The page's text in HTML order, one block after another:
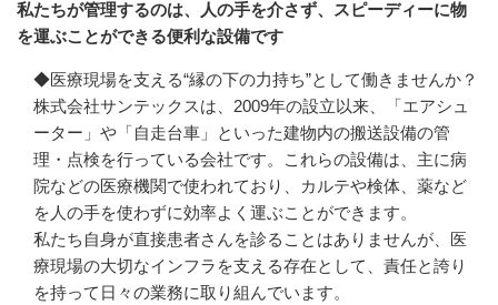
私たちが管理するのは、人の手を介さず、スピーディーに物
を運ぶことができる便利な設備です
◆医療現場を支える“縁の下の力持ち”として働きませんか？
株式会社サンテックスは、2009年の設立以来、「エアシュ
ーター」や「自走台車」といった建物内の搬送設備の管
理・点検を行っている会社です。これらの設備は、主に病
院などの医療機関で使われており、カルテや検体、薬など
を人の手を使わずに効率よく運ぶことができます。
私たち自身が直接患者さんを診ることはありませんが、医
療現場の大切なインフラを支える存在として、責任と誇り
を持って日々の業務に取り組んでいます。